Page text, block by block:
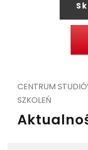
CENTRUM
SZKOLEŃ